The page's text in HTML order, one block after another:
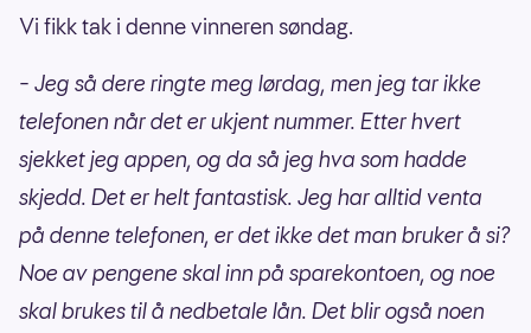
Vi fikk tak i denne vinneren søndag.
– Jeg så dere ringte meg lørdag, men jeg tar ikke
telefonen når det er ukjent nummer. Etter hvert
sjekket jeg appen, og da så jeg hva som hadde
skjedd. Det er helt fantastisk. Jeg har alltid venta
på denne telefonen, er det ikke det man bruker å si?
Noe av pengene skal inn på sparekontoen, og noe
skal brukes til å nedbetale lån. Det blir også noen